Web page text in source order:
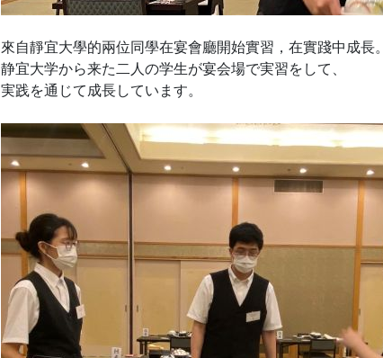
來自靜宜大學的兩位同學在宴會廳開始實習，在實踐中成長。
静宜大学から来た二人の学生が宴会場で実習をして、
実践を通じて成長しています。